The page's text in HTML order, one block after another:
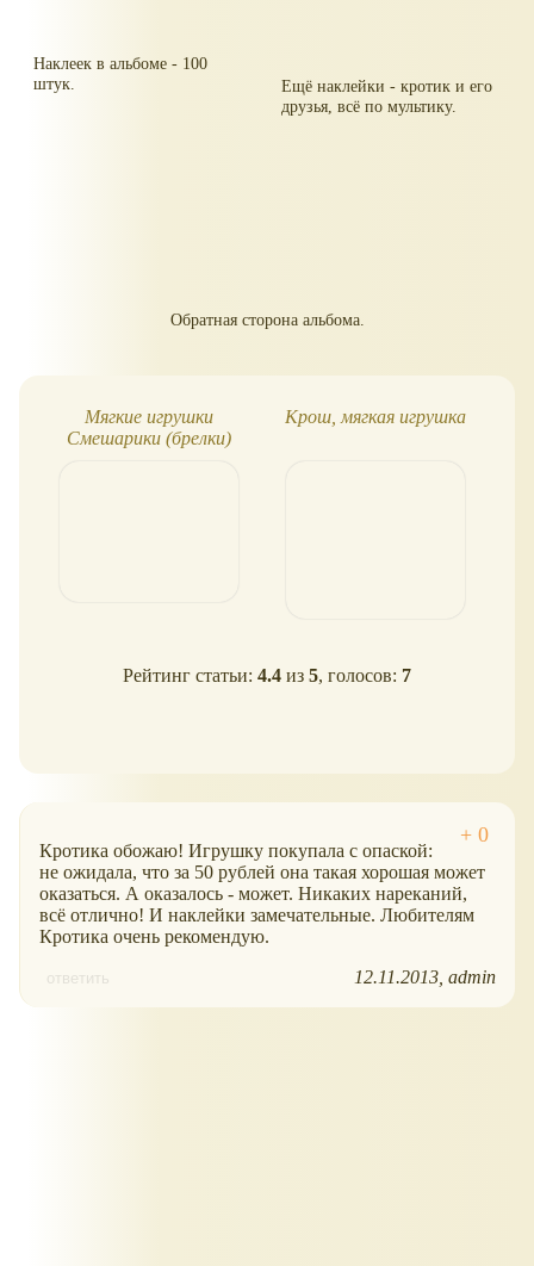
Наклеек в альбоме - 100
штук.
Ещё наклейки - кротик и его
друзья, всё по мультику.
Обратная сторона альбома.
Мягкие игрушки
Смешарики (брелки)
Крош, мягкая игрушка
Рейтинг статьи: 4.4 из 5, голосов: 7
Кротика обожаю! Игрушку покупала с опаской:
не ожидала, что за 50 рублей она такая хорошая может
оказаться. А оказалось - может. Никаких нареканий,
всё отлично! И наклейки замечательные. Любителям
Кротика очень рекомендую.
ответить 12.11.2013 admin